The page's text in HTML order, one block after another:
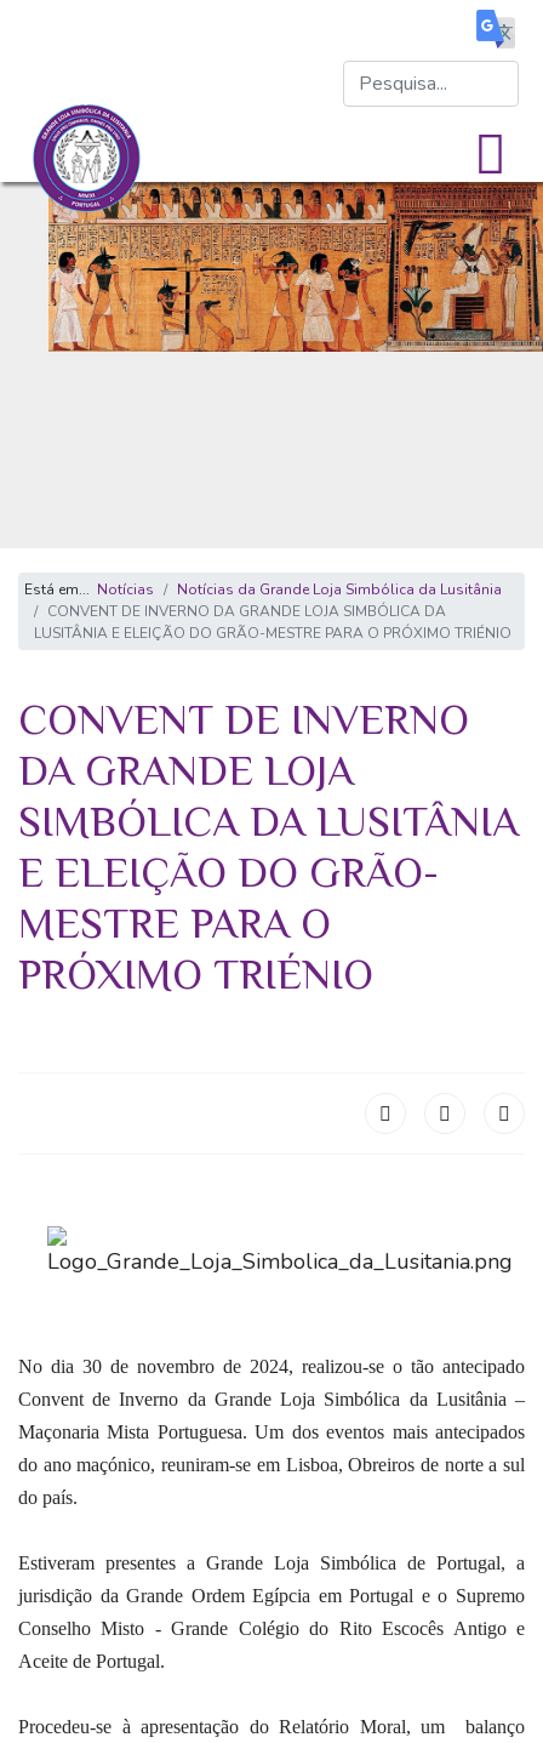
Está em... Notícias
Notícias da Grande Loja Simbólica da Lusitânia
CONVENT DE INVERNO DA GRANDE LOJA SIMBÓLICA DA
LUSITÂNIA E ELEIÇÃO DO GRÃO-MESTRE PARA O PRÓXIMO TRIÉNIO
CONVENT DE INVERNO
DA GRANDE LOJA
SIMBÓLICA DA LUSITÂNIA
E ELEIÇÃO DO GRÃO-
MESTRE PARA O
PRÓXIMO TRIÉNIO
No dia 30 de novembro de 2024, realizou-se o tão antecipado
Convent de Inverno da Grande Loja Simbólica da Lusitânia –
Maçonaria Mista Portuguesa. Um dos eventos mais antecipados
do ano maçónico, reuniram-se em Lisboa, Obreiros de norte a sul
do país.
Estiveram presentes a Grande Loja Simbólica de Portugal, a
jurisdição da Grande Ordem Egípcia em Portugal e o Supremo
Conselho Misto - Grande Colégio do Rito Escocês Antigo e
Aceite de Portugal.
Procedeu-se à apresentação do Relatório Moral, um balanço